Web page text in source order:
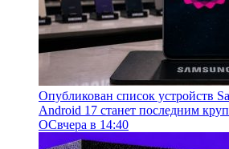
Опубликован список устройств
Android 17 станет последним
ОСвчера в 14:40